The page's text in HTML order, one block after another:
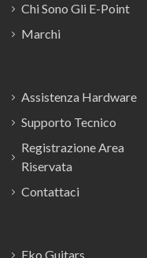
Chi Sono Gli E-Point
Marchi
Assistenza Hardware
Supporto Tecnico
Registrazione Area
Riservata
Contattaci
Eko Guitars